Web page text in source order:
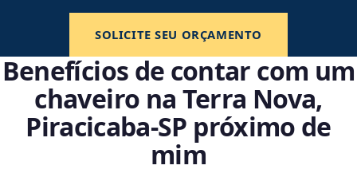
SOLICITE SEU ORÇAMENTO
Benefícios de contar com um
chaveiro na Terra Nova,
Piracicaba‑SP próximo de
mim